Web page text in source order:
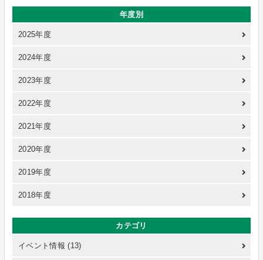
年度別
2025年度
2024年度
2023年度
2022年度
2021年度
2020年度
2019年度
2018年度
カテゴリ
イベント情報 (13)